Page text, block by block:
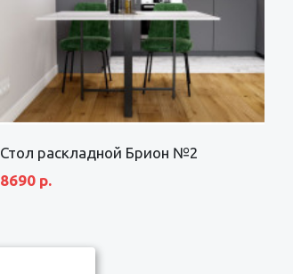
Стол раскладной Брион №2
8690 р.